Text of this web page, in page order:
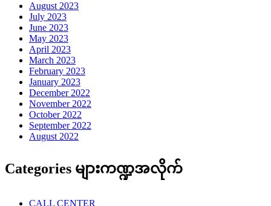
August 2023
July 2023
June 2023
May 2023
April 2023
March 2023
February 2023
January 2023
December 2022
November 2022
October 2022
September 2022
August 2022
Categories များကဏ္ဍအလိုက်
CALL CENTER